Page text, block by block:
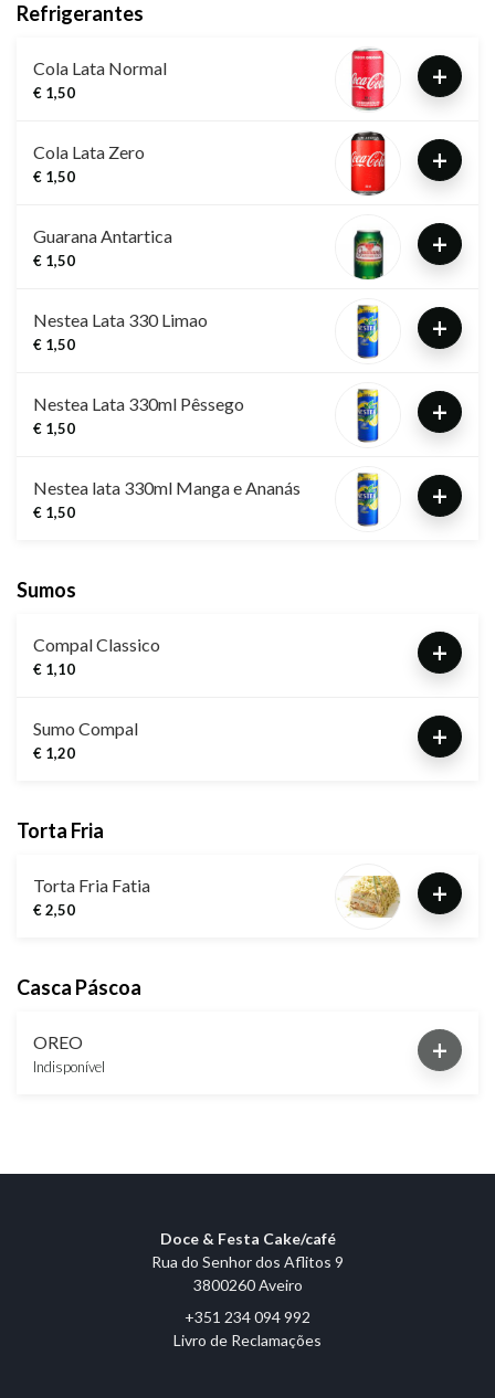
Refrigerantes
Cola Lata Normal
€ 1,50
+
Cola Lata Zero
€ 1,50
+
Guarana Antartica
€ 1,50
+
Nestea Lata 330 Limao
€ 1,50
+
Nestea Lata 330ml Pêssego
€ 1,50
+
Nestea lata 330ml Manga e Ananás
€ 1,50
+
Sumos
Compal Classico
€ 1,10
+
Sumo Compal
€ 1,20
+
Torta Fria
Torta Fria Fatia
€ 2,50
+
Casca Páscoa
OREO
Indisponível
+
Doce & Festa Cake/café
Rua do Senhor dos Aflitos 9
3800260 Aveiro
+351 234 094 992
Livro de Reclamações